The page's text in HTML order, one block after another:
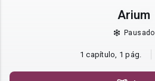
Arium
Pausado
1 capítulo, 1 pág.